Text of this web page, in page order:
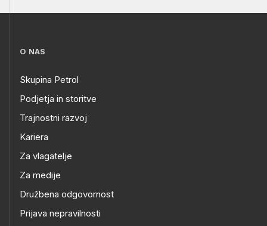
O NAS
Skupina Petrol
Podjetja in storitve
Trajnostni razvoj
Kariera
Za vlagatelje
Za medije
Družbena odgovornost
Prijava nepravilnosti